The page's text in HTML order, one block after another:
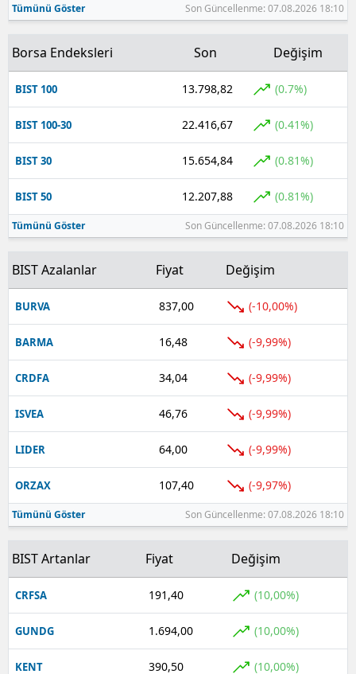
Kilis
Osmaniye
Tümünü Göster Son Güncellenme: 07.08.2026 18:10
Borsa Endeksleri Son Değişim
BIST 100 13.798,82 (0.7%)
BIST 100-30 22.416,67 (0.41%)
BIST 30 15.654,84 (0.81%)
BIST 50 12.207,88 (0.81%)
Tümünü Göster Son Güncellenme: 07.08.2026 18:10
BIST Azalanlar Fiyat Değişim
BURVA 837,00 (-10,00%)
BARMA 16,48 (-9,99%)
CRDFA 34,04 (-9,99%)
ISVEA 46,76 (-9,99%)
LIDER 64,00 (-9,99%)
ORZAX 107,40 (-9,97%)
Tümünü Göster Son Güncellenme: 07.08.2026 18:10
BIST Artanlar Fiyat Değişim
CRFSA 191,40 (10,00%)
GUNDG 1.694,00 (10,00%)
KENT 390,50 (10,00%)